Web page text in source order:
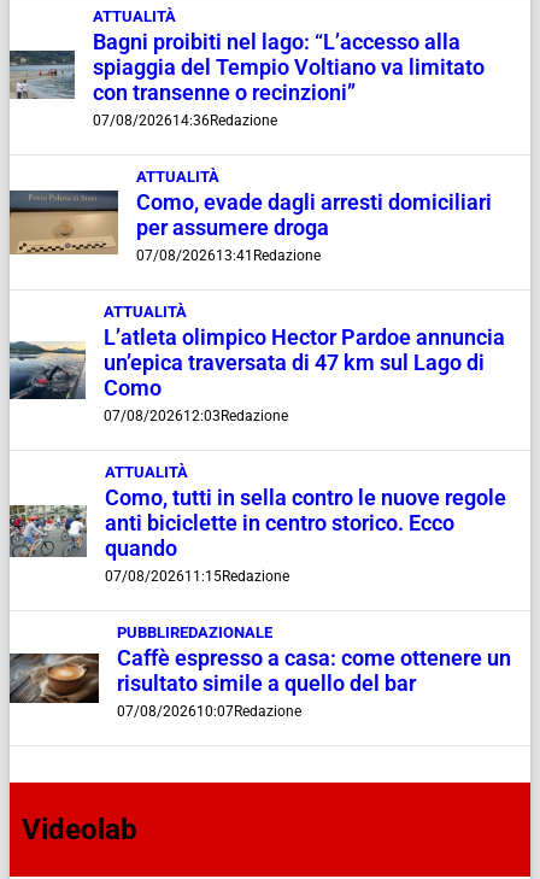
ATTUALITÀ
Bagni proibiti nel lago: “L’accesso alla
spiaggia del Tempio Voltiano va limitato
con transenne o recinzioni”
07/08/202614:36Redazione
ATTUALITÀ
Como, evade dagli arresti domiciliari
per assumere droga
07/08/202613:41 Redazione
ATTUALITÀ
L’atleta olimpico Hector Pardoe annuncia
un’epica traversata di 47 km sul Lago di
Como
07/08/202612:03 Redazione
ATTUALITÀ
Como, tutti in sella contro le nuove regole
anti biciclette in centro storico. Ecco
quando
07/08/202611:15Redazione
PUBBLIREDAZIONALE
Caffè espresso a casa: come ottenere un
risultato simile a quello del bar
07/08/202610:07Redazione
Videolab